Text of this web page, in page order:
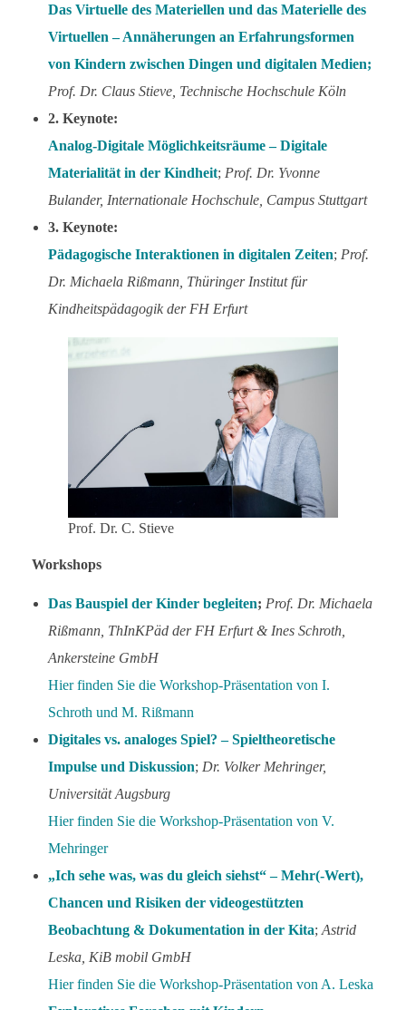
Das Virtuelle des Materiellen und das Materielle des
Virtuellen – Annäherungen an Erfahrungsformen
von Kindern zwischen Dingen und digitalen Medien;
Prof. Dr. Claus Stieve, Technische Hochschule Köln
2. Keynote:
Analog-Digitale Möglichkeitsräume – Digitale
Materialität in der Kindheit; Prof. Dr. Yvonne
Bulander, Internationale Hochschule, Campus Stuttgart
3. Keynote:
Pädagogische Interaktionen in digitalen Zeiten; Prof.
Dr. Michaela Rißmann, Thüringer Institut für
Kindheitspädagogik der FH Erfurt
Prof. Dr. C. Stieve
Workshops
Das Bauspiel der Kinder begleiten; Prof. Dr. Michaela
Rißmann, ThInKPäd der FH Erfurt & Ines Schroth,
Ankersteine GmbH
Hier finden Sie die Workshop-Präsentation von I.
Schroth und M. Rißmann
Digitales vs. analoges Spiel? – Spieltheoretische
Impulse und Diskussion; Dr. Volker Mehringer,
Universität Augsburg
Hier finden Sie die Workshop-Präsentation von V.
Mehringer
„Ich sehe was, was du gleich siehst“ – Mehr(-Wert),
Chancen und Risiken der videogestützten
Beobachtung & Dokumentation in der Kita; Astrid
Leska, KiB mobil GmbH
Hier finden Sie die Workshop-Präsentation von A. Leska